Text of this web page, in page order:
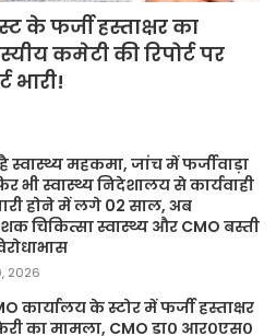
के फर्जी हस्ताक्षर का
कमेटी की रिपोर्ट पर
भारी!
स्वास्थ्य महकमा, जांच में फर्जीवाड़ा
भी स्वास्थ्य निदेशालय से कार्यवाही
होने में लगे 02 साल, अब
चिकित्सा स्वास्थ्य और CMO बस्ती
2026
कार्यालय के स्टोर में फर्जी हस्ताक्षर
का मामला, CMO डा० आर०एस०